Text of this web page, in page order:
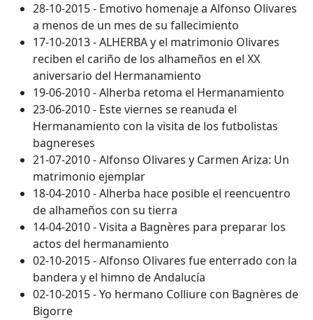
28-10-2015 - Emotivo homenaje a Alfonso Olivares
a menos de un mes de su fallecimiento
17-10-2013 - ALHERBA y el matrimonio Olivares
reciben el cariño de los alhameños en el XX
aniversario del Hermanamiento
19-06-2010 - Alherba retoma el Hermanamiento
23-06-2010 - Este viernes se reanuda el
Hermanamiento con la visita de los futbolistas
bagnereses
21-07-2010 - Alfonso Olivares y Carmen Ariza: Un
matrimonio ejemplar
18-04-2010 - Alherba hace posible el reencuentro
de alhameños con su tierra
14-04-2010 - Visita a Bagnères para preparar los
actos del hermanamiento
02-10-2015 - Alfonso Olivares fue enterrado con la
bandera y el himno de Andalucía
02-10-2015 - Yo hermano Colliure con Bagnères de
Bigorre